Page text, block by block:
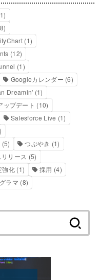
(1)
(12)
(1)
Googleカレンダー (6)
Dreamin' (1)
プデート (10)
Salesforce Live (1)
(5) つぶやき (1)
リース (5)
強化 (1) 採用 (4)
ラマ (8)